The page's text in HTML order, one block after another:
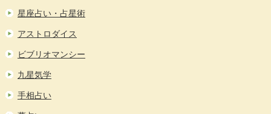
星座占い・占星術
アストロダイス
ビブリオマンシー
九星気学
手相占い